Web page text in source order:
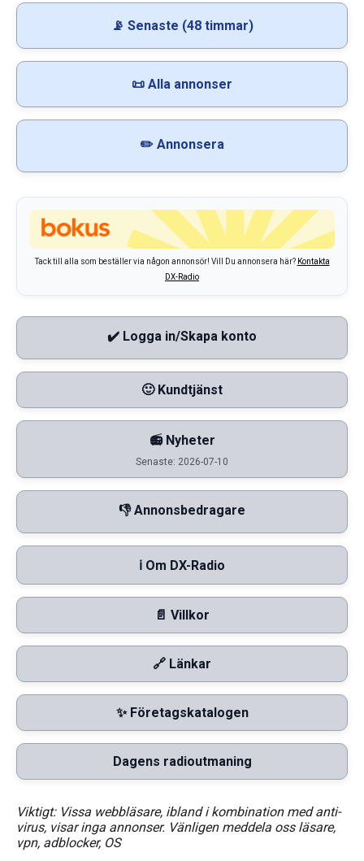
📡 Senaste (48 timmar)
📜 Alla annonser
✏️ Annonsera
Tack till alla som beställer via någon annonsör! Vill Du annonsera här? Kontakta
DX-Radio
✔️ Logga in/Skapa konto
🙂 Kundtjänst
📻 Nyheter
Senaste: 2026-07-10
👎 Annonsbedragare
ℹ️ Om DX-Radio
📄 Villkor
🔗 Länkar
✨ Företagskatalogen
Dagens radioutmaning
Viktigt: Vissa webbläsare, ibland i kombination med anti-
virus, visar inga annonser. Vänligen meddela oss läsare,
vpn, adblocker, OS